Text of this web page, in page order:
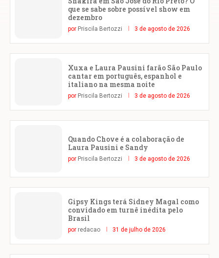
que se sabe sobre possível show em
dezembro
por Priscila Bertozzi 3 de agosto de 2026
Xuxa e Laura Pausini farão São Paulo
cantar em português, espanhol e
italiano na mesma noite
por Priscila Bertozzi 3 de agosto de 2026
Quando Chove é a colaboração de
Laura Pausini e Sandy
por Priscila Bertozzi 3 de agosto de 2026
Gipsy Kings terá Sidney Magal como
convidado em turnê inédita pelo
Brasil
por redacao 31 de julho de 2026